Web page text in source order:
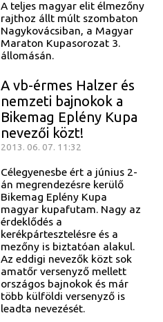
A teljes magyar elit élmezőny
rajthoz állt múlt szombaton
Nagykovácsiban, a Magyar
Maraton Kupasorozat 3.
állomásán.
A vb-érmes Halzer és
nemzeti bajnokok a
Bikemag Eplény Kupa
nevezői közt!
2013. 06. 07. 11:32
Célegyenesbe ért a június 2-
án megrendezésre kerülő
Bikemag Eplény Kupa
magyar kupafutam. Nagy az
érdeklődés a
kerékpártesztelésre és a
mezőny is biztatóan alakul.
Az eddigi nevezők közt sok
amatőr versenyző mellett
országos bajnokok és már
több külföldi versenyző is
leadta nevezését.